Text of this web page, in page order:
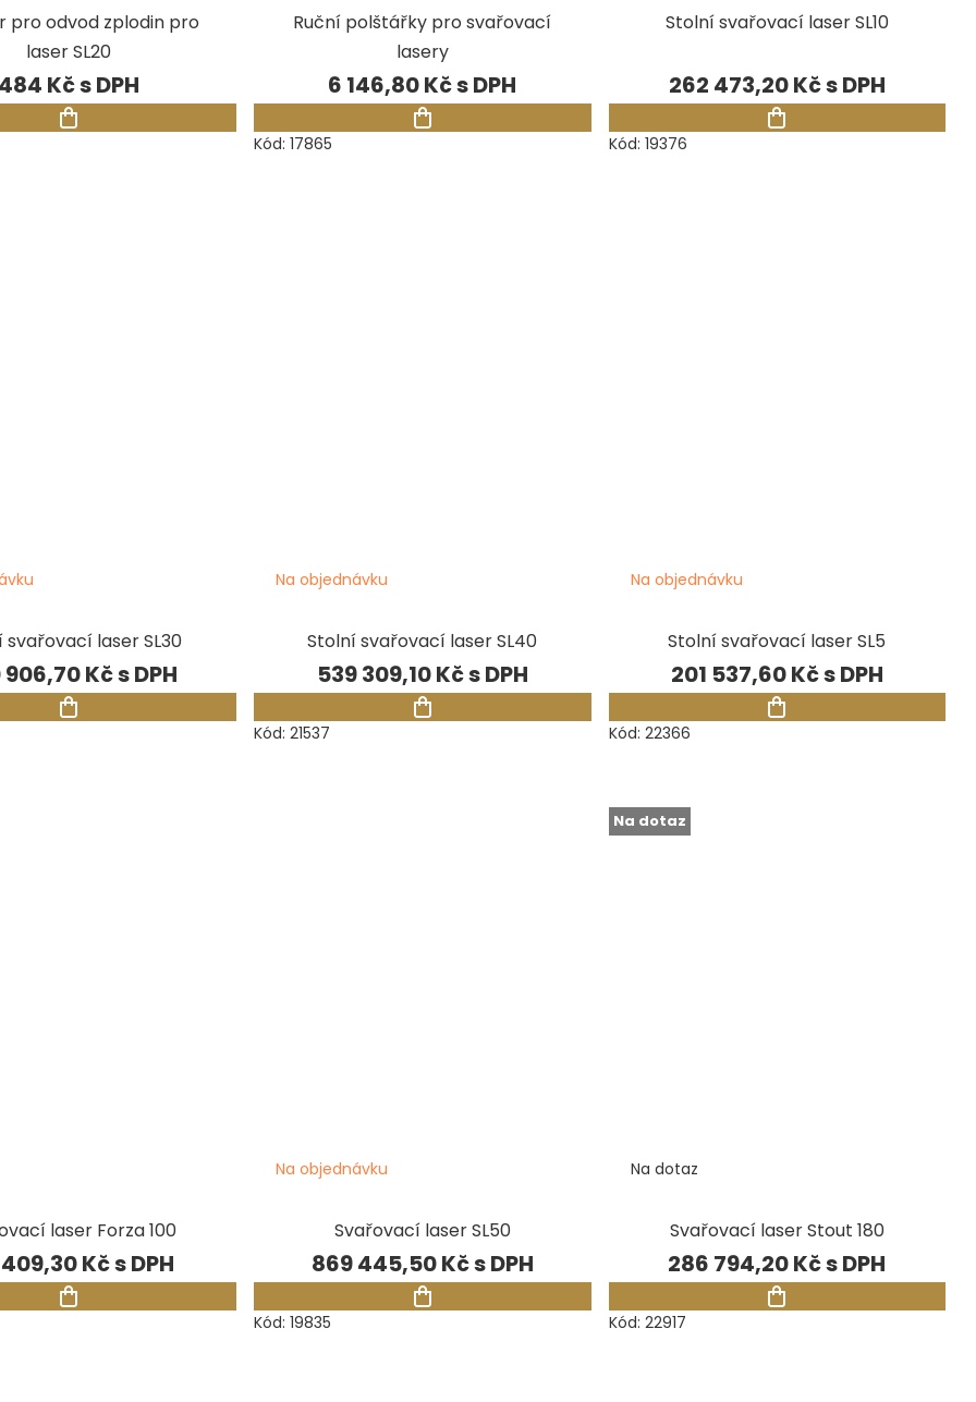
pro odvod zplodin pro
laser SL20
484 Kč
Ruční polštářky pro svařovací
lasery
6 146,80 Kč
Kód:17865
Stolní svařovací laser SL10
262 473,20 Kč
Kód: 19376
svařovací laser SL30
906,70 Kč
Stolní svařovací laser SL40
Na objednávku
539 309,10 Kč
Kód:21537
Stolní svařovací laser SL5
Na objednávku
201 537,60 Kč
Kód: 22366
laser Forza 100
409,30 Kč
Svařovací laser SL50
Na objednávku
869 445,50 Kč
Kód:19835
Na dotaz
Svařovací laser Stout 180
Na dotaz
286 794,20 Kč
Kód: 22917